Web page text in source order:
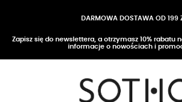
DARMOWA DOSTAWA OD 199
Zapisz się do newslettera, a otrzymasz 10% rabatu
informacje o nowościach i